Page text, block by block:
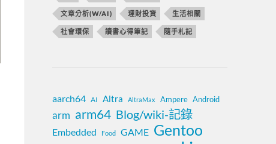
文章分析(W/AI) 理財投資 生活相關
社會環保 讀書心得筆記 隨手札記
aarch64 AI Altra AltraMax Ampere Android
arm arm64 Blog/wiki-記錄
Embedded Food GAME Gentoo